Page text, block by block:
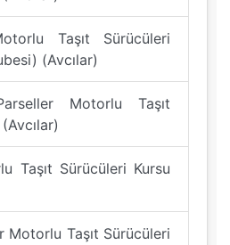
Taşıt Sürücüleri
(Avcılar)
Motorlu Taşıt
Taşıt Sürücüleri Kursu
Motorlu Taşıt Sürücüleri